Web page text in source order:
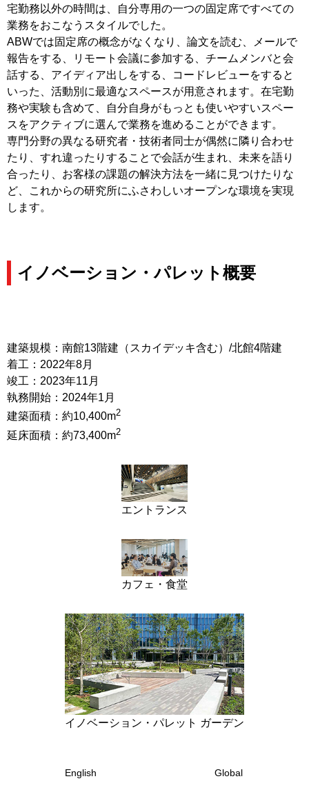
宅勤務以外の時間は、自分専用の一つの固定席ですべての
業務をおこなうスタイルでした。
ABWでは固定席の概念がなくなり、論文を読む、メールで
報告をする、リモート会議に参加する、チームメンバと会
話する、アイディア出しをする、コードレビューをすると
いった、活動別に最適なスペースが用意されます。在宅勤
務や実験も含めて、自分自身がもっとも使いやすいスペー
スをアクティブに選んで業務を進めることができます。
専門分野の異なる研究者・技術者同士が偶然に隣り合わせ
たり、すれ違ったりすることで会話が生まれ、未来を語り
合ったり、お客様の課題の解決方法を一緒に見つけたりな
ど、これからの研究所にふさわしいオープンな環境を実現
します。
イノベーション・パレット概要
建築規模：南館13階建（スカイデッキ含む）/北館4階建
着工：2022年8月
竣工：2023年11月
執務開始：2024年1月
建築面積：約10,400m2
延床面積：約73,400m2
エントランス
カフェ・食堂
イノベーション・パレット ガーデン
English Global